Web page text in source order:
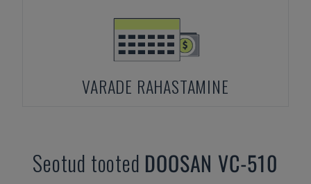
VARADE RAHASTAMINE
Seotud tooted DOOSAN VC-510